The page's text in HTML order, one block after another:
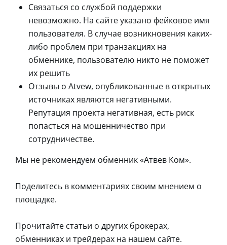
Связаться со службой поддержки
невозможно. На сайте указано фейковое имя
пользователя. В случае возникновения каких-
либо проблем при транзакциях на
обменнике, пользователю никто не поможет
их решить
Отзывы о Atvew, опубликованные в открытых
источниках являются негативными.
Репутация проекта негативная, есть риск
попасться на мошенничество при
сотрудничестве.
Мы не рекомендуем обменник «Атвев Ком».
Поделитесь в комментариях своим мнением о
площадке.
Прочитайте статьи о других брокерах,
обменниках и трейдерах на нашем сайте.